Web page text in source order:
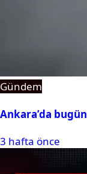
Gündem
Ankara’da
3 hafta önce